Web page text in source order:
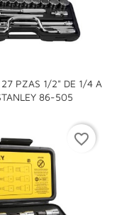
27 PZAS 1/2" DE 1/4 A
86-505
favorite_border